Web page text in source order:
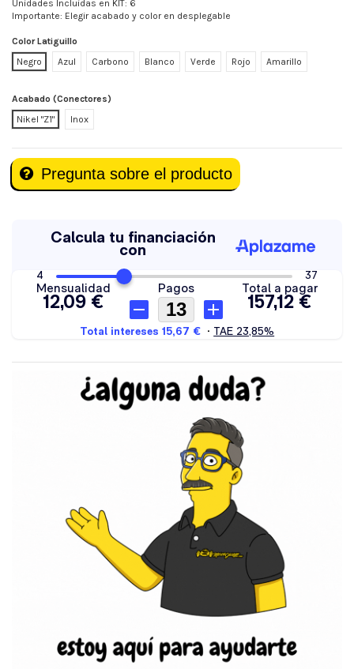
Unidades Incluidas en KIT: 6
Importante: Elegir acabado y color en desplegable
Color Latiguillo
Negro
Azul Carbono Blanco Verde Rojo Amarillo
Acabado (Conectores)
Nikel "Z1"
Inox
Pregunta sobre el producto